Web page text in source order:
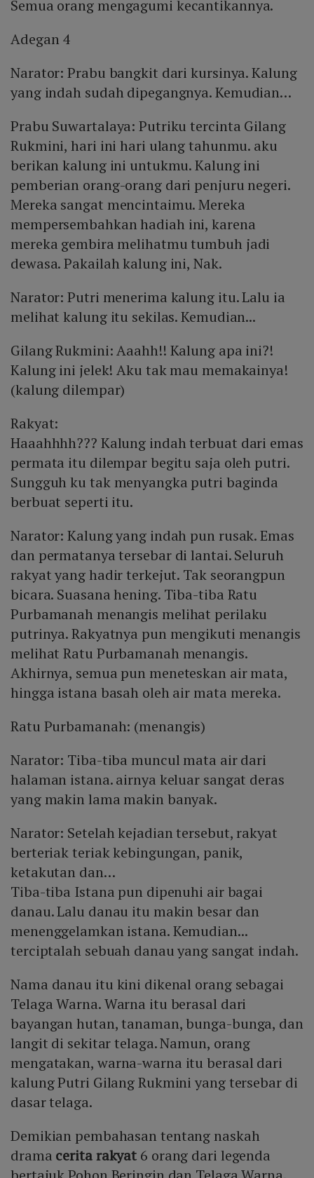
Semua orang mengagumi kecantikannya.
Adegan 4
Narator: Prabu bangkit dari kursinya. Kalung
yang indah sudah dipegangnya. Kemudian…
Prabu Suwartalaya: Putriku tercinta Gilang
Rukmini, hari ini hari ulang tahunmu. aku
berikan kalung ini untukmu. Kalung ini
pemberian orang-orang dari penjuru negeri.
Mereka sangat mencintaimu. Mereka
mempersembahkan hadiah ini, karena
mereka gembira melihatmu tumbuh jadi
dewasa. Pakailah kalung ini, Nak.
Narator: Putri menerima kalung itu. Lalu ia
melihat kalung itu sekilas. Kemudian...
Gilang Rukmini: Aaahh!! Kalung apa ini?!
Kalung ini jelek! Aku tak mau memakainya!
(kalung dilempar)
Rakyat:
Haaahhhh??? Kalung indah terbuat dari emas
permata itu dilempar begitu saja oleh putri.
Sungguh ku tak menyangka putri baginda
berbuat seperti itu.
Narator: Kalung yang indah pun rusak. Emas
dan permatanya tersebar di lantai. Seluruh
rakyat yang hadir terkejut. Tak seorangpun
bicara. Suasana hening. Tiba-tiba Ratu
Purbamanah menangis melihat perilaku
putrinya. Rakyatnya pun mengikuti menangis
melihat Ratu Purbamanah menangis.
Akhirnya, semua pun meneteskan air mata,
hingga istana basah oleh air mata mereka.
Ratu Purbamanah: (menangis)
Narator: Tiba-tiba muncul mata air dari
halaman istana. airnya keluar sangat deras
yang makin lama makin banyak.
Narator: Setelah kejadian tersebut, rakyat
berteriak teriak kebingungan, panik,
ketakutan dan…
Tiba-tiba Istana pun dipenuhi air bagai
danau. Lalu danau itu makin besar dan
menenggelamkan istana. Kemudian...
terciptalah sebuah danau yang sangat indah.
Nama danau itu kini dikenal orang sebagai
Telaga Warna. Warna itu berasal dari
bayangan hutan, tanaman, bunga-bunga, dan
langit di sekitar telaga. Namun, orang
mengatakan, warna-warna itu berasal dari
kalung Putri Gilang Rukmini yang tersebar di
dasar telaga.
Demikian pembahasan tentang naskah
drama cerita rakyat 6 orang dari legenda